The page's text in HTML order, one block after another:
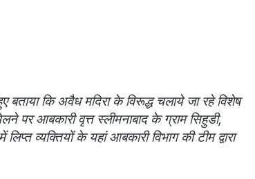
कि अवैध मदिरा के विरूद्ध चलाये जा रहे विशेष
पर आबकारी वृत्त स्लीमनाबाद के ग्राम सिहुडी,
व्यक्तियों के यहां आबकारी विभाग की टीम द्वारा